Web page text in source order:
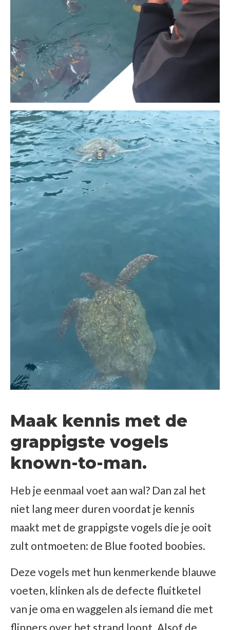
Maak kennis met de
grappigste vogels
known-to-man.
Heb je eenmaal voet aan wal? Dan zal het
niet lang meer duren voordat je kennis
maakt met de grappigste vogels die je ooit
zult ontmoeten: de Blue footed boobies.
Deze vogels met hun kenmerkende blauwe
voeten, klinken als de defecte fluitketel
van je oma en waggelen als iemand die met
flippers over het strand loopt. Alsof de